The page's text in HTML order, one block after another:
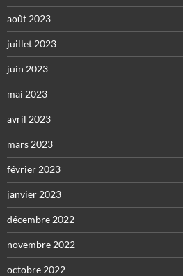
août 2023
juillet 2023
juin 2023
mai 2023
avril 2023
mars 2023
février 2023
janvier 2023
décembre 2022
novembre 2022
octobre 2022